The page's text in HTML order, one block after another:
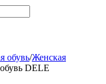
обувь/Женская
DELE